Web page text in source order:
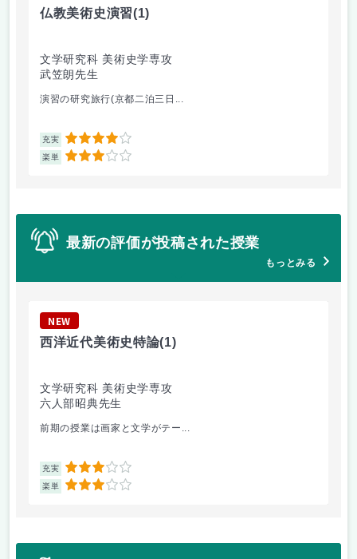
仏教美術史演習(1)
文学研究科 美術史学専攻
武笠朗先生
演習の研究旅行(京都二泊三日...
充実 4
楽単 3
最新の評価が投稿された授業
もっとみる
NEW
西洋近代美術史特論(1)
文学研究科 美術史学専攻
六人部昭典先生
前期の授業は画家と文学がテー...
充実 3
楽単 3